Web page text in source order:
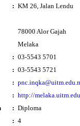
: KM 26, Jalan Lendu
78000 Alor Gajah
Melaka
: 03-5543 5701
: 03-5543 5721
:
: http://
: Diploma
: 4